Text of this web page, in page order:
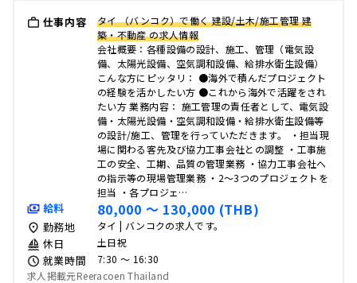
仕事内容
タイ （バンコク）で働く 建設/土木/施工管理 建
築・不動産 の求人情報
会社概要：各種設備の設計、施工、管理（電気設
備、太陽光設備、空気調和設備、給排水衛生設備）
こんな方にピッタリ： ●海外で積んだプロジェクト
の経験を活かしたい方 ●これから海外で活躍をされ
たい方 業務内容： 施工管理の責任者として、電気設
備・太陽光設備・空気調和設備・給排水衛生設備等
の設計/施工、管理を行っていただきます。 ・担当現
場に関わる客先及び協力工事会社との調整 ・工事施
工の安全、工期、品質の管理業務 ・協力工事会社へ
の指示等の現場管理業務 ・2～3つのプロジェクトを
担当 ・各プロジェ…
給料 80,000 〜 130,000 (THB)
勤務地 タイ | バンコクの求人です。
休日 土日祝
就業時間
7:30 〜 16:30
求人掲載元Reeracoen Thailand